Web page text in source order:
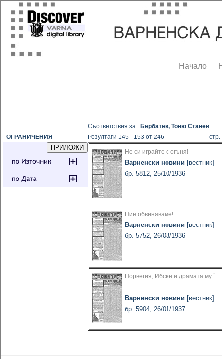
Начало
ОГРАНИЧЕНИЯ
Съответствия за: Бербатев, Тоню Станев
Резултати 145 - 153 от 246
Не си играйте с огъня!
Варненски новини [вестник]
бр. 5812, 25/10/1936
Ние обвиняваме!
Варненски новини [вестник]
бр. 5752, 26/08/1936
Норвегия, Ибсен и драмата му `
...
Варненски новини [вестник]
бр. 5904, 26/01/1937